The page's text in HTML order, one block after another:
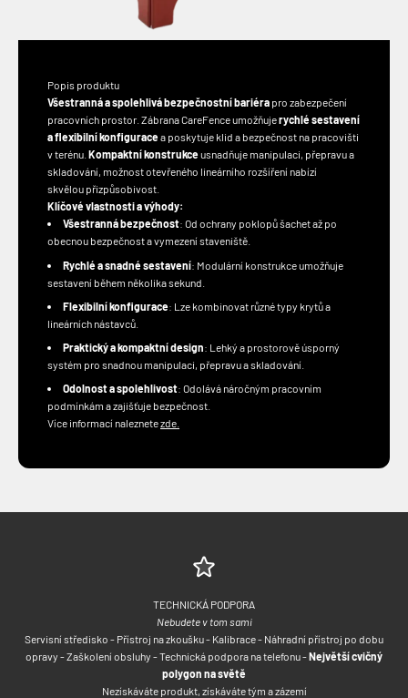
Popis produktu
Všestranná a spolehlivá bezpečnostní bariéra pro zabezpečení
pracovních prostor. Zábrana CareFence umožňujerychlé sestavení
a flexibilní konfiguracea poskytuje klid a bezpečnost na pracovišti
v terénu. Kompaktní konstrukceusnadňuje manipulaci, přepravu a
skladování, možnost otevřeného lineárního rozšíření nabízí
skvělou přizpůsobivost.
Klíčové vlastnosti a výhody:
Všestranná bezpečnost: Od ochrany poklopů šachet až po
obecnou bezpečnost a vymezení staveniště.
Rychlé a snadné sestavení: Modulární konstrukce umožňuje
sestavení během několika sekund.
Flexibilní konfigurace: Lze kombinovat různé typy krytů a
lineárních nástavců.
Praktický a kompaktní design: Lehký a prostorově úsporný
systém pro snadnou manipulaci, přepravu a skladování.
Odolnost a spolehlivost: Odolává náročným pracovním
podmínkám a zajišťuje bezpečnost.
Více informací naleznetezde.
TECHNICKÁ PODPORA
Nebudete v tom sami
Servisní středisko - Přístroj na zkoušku - Kalibrace - Náhradní přístroj po dobu
opravy - Zaškolení obsluhy - Technická podpora na telefonu -Největší cvičný
polygon na světě
Nezískáváte produkt, získáváte tým a zázemí